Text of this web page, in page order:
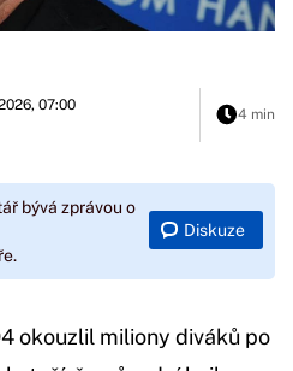
07:00
4 min
bývá zprávou o
Diskuze
okouzlil miliony diváků po